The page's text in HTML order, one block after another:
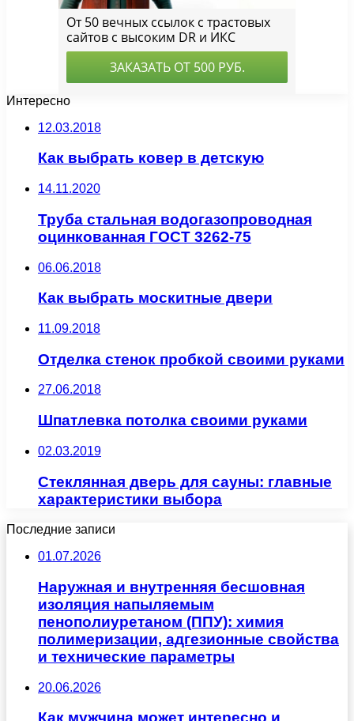
Интересно
12.03.2018
Как выбрать ковер в детскую
14.11.2020
Труба стальная водогазопроводная
оцинкованная ГОСТ 3262-75
06.06.2018
Как выбрать москитные двери
11.09.2018
Отделка стенок пробкой своими руками
27.06.2018
Шпатлевка потолка своими руками
02.03.2019
Стеклянная дверь для сауны: главные
характеристики выбора
Последние записи
01.07.2026
Наружная и внутренняя бесшовная
изоляция напыляемым
пенополиуретаном (ППУ): химия
полимеризации, адгезионные свойства
и технические параметры
20.06.2026